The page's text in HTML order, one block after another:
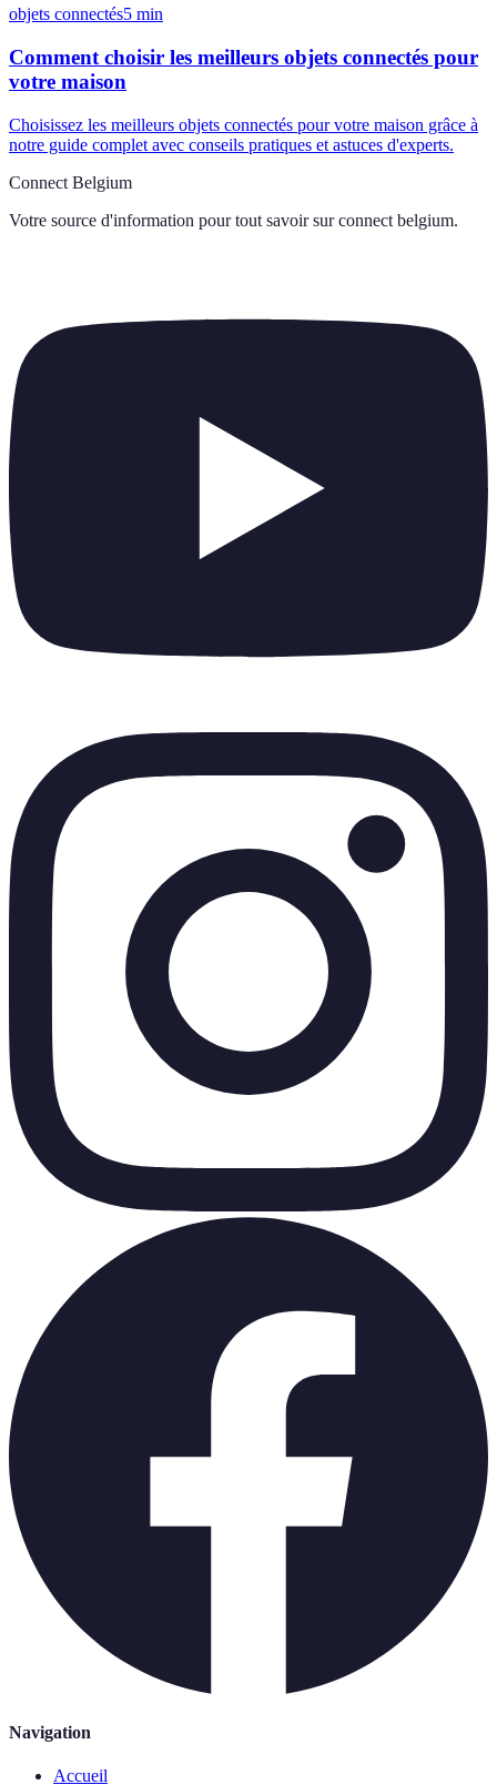
objets connectés5 min
Comment choisir les meilleurs objets connectés pour
votre maison
Choisissez les meilleurs objets connectés pour votre maison grâce à
notre guide complet avec conseils pratiques et astuces d'experts.
Connect Belgium
Votre source d'information pour tout savoir sur connect belgium.
Navigation
Accueil